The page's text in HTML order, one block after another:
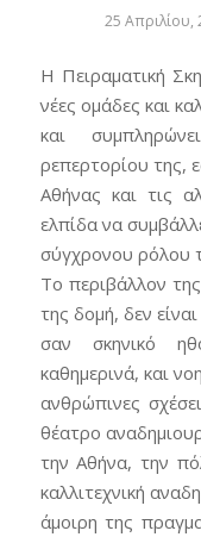
25 Απριλίου,
H Πειραματική
νέες ομάδες και
και
ρεπερτορίου της,
Αθήνας και τις
ελπίδα να
σύγχρονου ρόλου
Το περιβάλλον
της δομή, δεν
σαν σκηνικό
καθημερινά, και
ανθρώπινες
θέατρο
την Αθήνα, την
καλλιτεχνική
άμοιρη της